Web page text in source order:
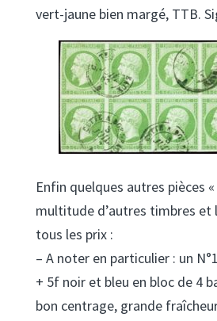
vert-jaune bien margé, TTB.
Enfin quelques autres pièces
multitude d’autres timbres et
tous les prix :
– A noter en particulier : un
+ 5f noir et bleu en bloc de 4
bon centrage, grande